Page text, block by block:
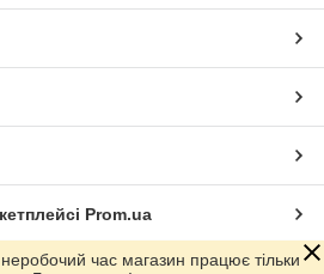
Prom.ua
час магазин працює тільки